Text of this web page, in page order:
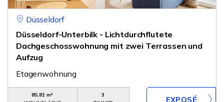
Düsseldorf
Düsseldorf-Unterbilk - Lichtdurchflutete
Dachgeschosswohnung mit zwei Terrassen und
Aufzug
Etagenwohnung
85,81 m²
3